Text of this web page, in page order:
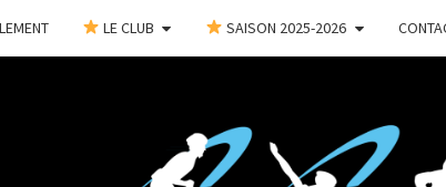
LE CLUB SAISON 2025-2026